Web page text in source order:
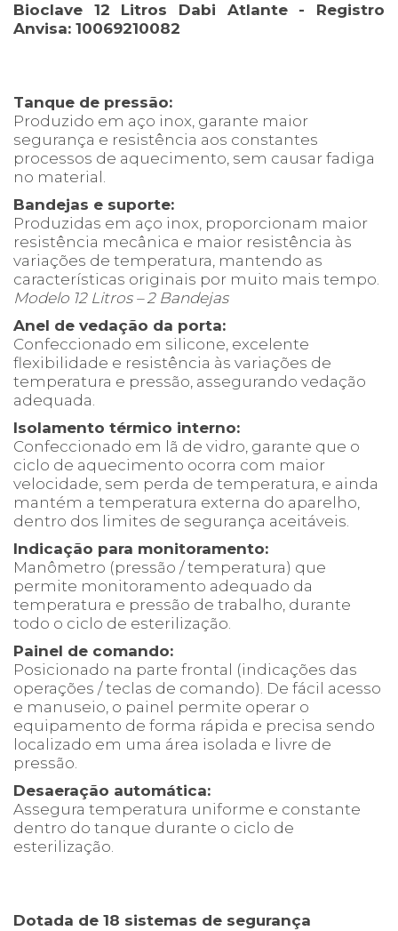
Bioclave 12 Litros Dabi Atlante - Registro
Anvisa: 10069210082
Tanque de pressão:
Produzido em aço inox, garante maior
segurança e resistência aos constantes
processos de aquecimento, sem causar fadiga
no material.
Bandejas e suporte:
Produzidas em aço inox, proporcionam maior
resistência mecânica e maior resistência às
variações de temperatura, mantendo as
características originais por muito mais tempo.
Modelo 12 Litros – 2 Bandejas
Anel de vedação da porta:
Confeccionado em silicone, excelente
flexibilidade e resistência às variações de
temperatura e pressão, assegurando vedação
adequada.
Isolamento térmico interno:
Confeccionado em lã de vidro, garante que o
ciclo de aquecimento ocorra com maior
velocidade, sem perda de temperatura, e ainda
mantém a temperatura externa do aparelho,
dentro dos limites de segurança aceitáveis.
Indicação para monitoramento:
Manômetro (pressão / temperatura) que
permite monitoramento adequado da
temperatura e pressão de trabalho, durante
todo o ciclo de esterilização.
Painel de comando:
Posicionado na parte frontal (indicações das
operações / teclas de comando). De fácil acesso
e manuseio, o painel permite operar o
equipamento de forma rápida e precisa sendo
localizado em uma área isolada e livre de
pressão.
Desaeração automática:
Assegura temperatura uniforme e constante
dentro do tanque durante o ciclo de
esterilização.
Dotada de 18 sistemas de segurança